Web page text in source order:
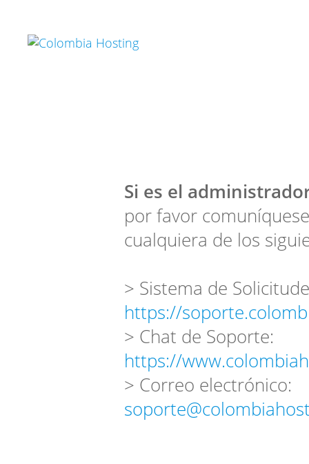
Si es el
por favor
cualquiera de los
> Sistema de
https://
> Chat de Soporte:
https://
> Correo electrónico: